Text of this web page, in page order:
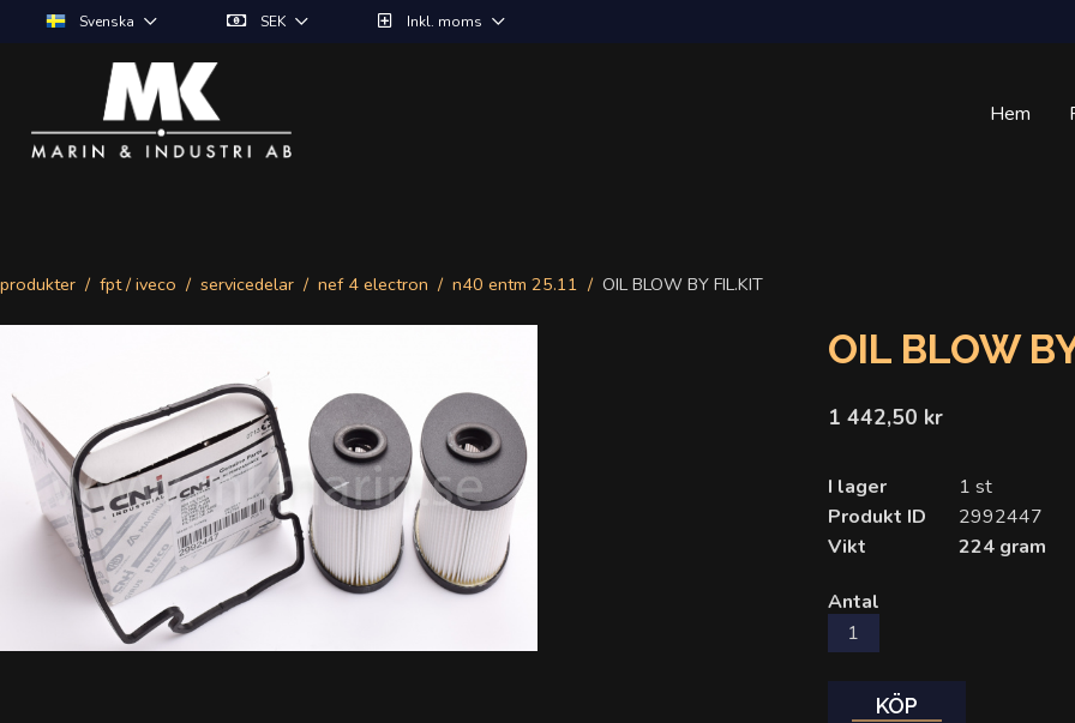
Svenska SEK Inkl. moms
Hem
produkter fpt / iveco servicedelar nef 4 electron n40 entm 25.11 OIL BLOW BY FIL.KIT
OIL BLOW
1 442,50 kr
I lager
1 st
Produkt ID
2992447
Vikt
224 gram
Antal
KÖP